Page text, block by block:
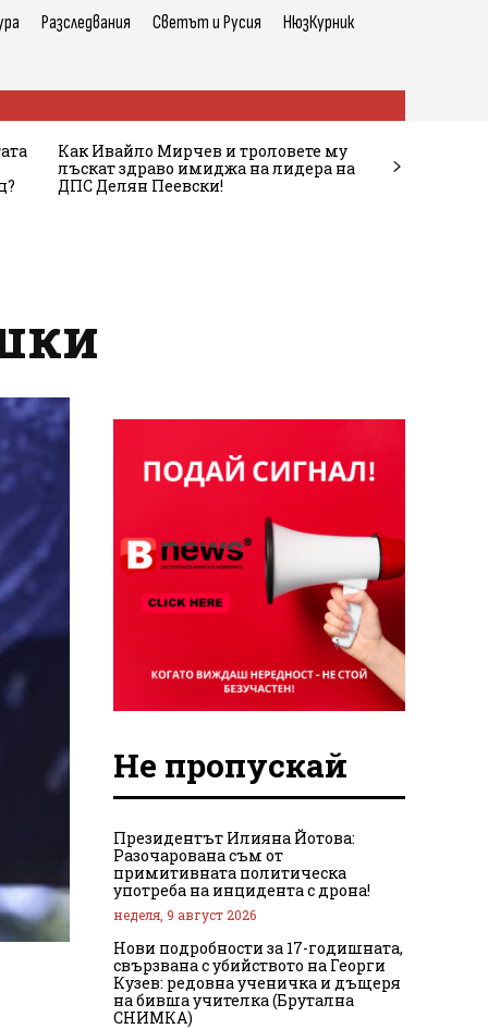
Разследвания Светът и Русия НюзКурник
Как Ивайло Мирчев и троловете му
лъскат здраво имиджа на лидера на
ДПС Делян Пеевски!
Не пропускай
Президентът Илияна Йотова:
Разочарована съм от
примитивната политическа
употреба на инцидента с дрона!
неделя, 9 август 2026
Нови подробности за 17-годишната,
свързвана с убийството на Георги
Кузев: редовна ученичка и дъщеря
на бивша учителка (Брутална
СНИМКА)